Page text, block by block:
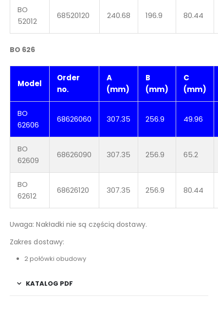
BO
52012
68520120 240.68 196.9 80.44
BO 626
Model
Order
no.
A
(mm)
B
(mm)
C
(mm)
BO
62606
68626060 307.35 256.9 49.96
BO
62609
68626090 307.35 256.9 65.2
BO
62612
68626120 307.35 256.9 80.44
Uwaga: Nakładki nie są częścią dostawy.
Zakres dostawy:
2 połówki obudowy
KATALOG PDF